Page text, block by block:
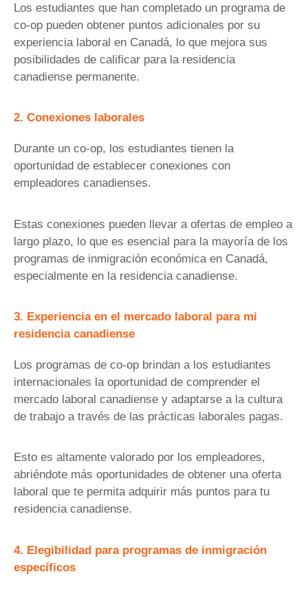
Los estudiantes que han completado un programa de
co-op pueden obtener puntos adicionales por su
experiencia laboral en Canadá, lo que mejora sus
posibilidades de calificar para la residencia
canadiense permanente.
2. Conexiones laborales
Durante un co-op, los estudiantes tienen la
oportunidad de establecer conexiones con
empleadores canadienses.
Estas conexiones pueden llevar a ofertas de empleo a
largo plazo, lo que es esencial para la mayoría de los
programas de inmigración económica en Canadá,
especialmente en la residencia canadiense.
3. Experiencia en el mercado laboral para mi
residencia canadiense
Los programas de co-op brindan a los estudiantes
internacionales la oportunidad de comprender el
mercado laboral canadiense y adaptarse a la cultura
de trabajo a través de las prácticas laborales pagas.
Esto es altamente valorado por los empleadores,
abriéndote más oportunidades de obtener una oferta
laboral que te permita adquirir más puntos para tu
residencia canadiense.
4. Elegibilidad para programas de inmigración
específicos